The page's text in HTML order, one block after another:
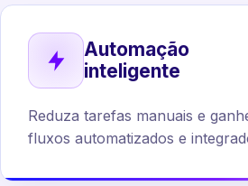
Automação
inteligente
Reduza tarefas manuais e
fluxos automatizados e